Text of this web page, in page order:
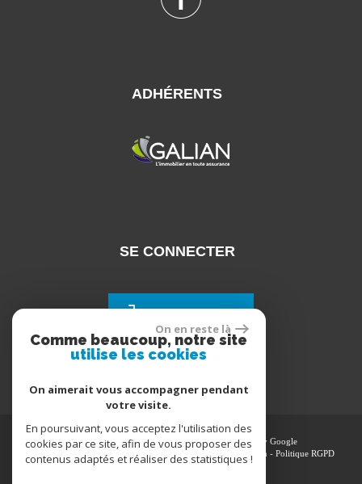
ADHÉRENTS
SE CONNECTER
Espace propriétaires
© 2026 | Tous droits réservés | Traduction powered by Google
Plan du site
Mentions légales - Nos honoraires Admin - Politique RGPD
On en reste là
Comme beaucoup, notre site
utilise les cookies
On aimerait vous accompagner pendant
votre visite.
En poursuivant, vous acceptez l'utilisation des
cookies par ce site, afin de vous proposer des
contenus adaptés et réaliser des statistiques !